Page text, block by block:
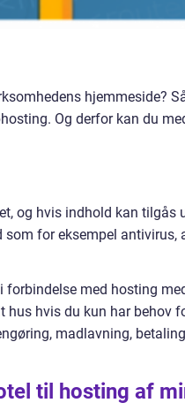
hjemmeside?
Og derfor kan du
og hvis indhold kan tilgås
for eksempel antivirus,
med hosting
hvis du kun har behov
madlavning,
til hosting af